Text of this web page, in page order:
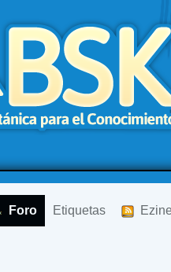
Foro Etiquetas